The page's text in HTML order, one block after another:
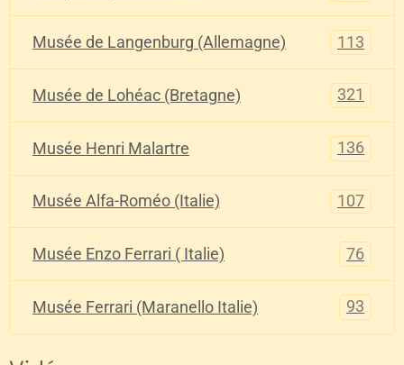
Musée de Langenburg (Allemagne) 113
Musée de Lohéac (Bretagne) 321
Musée Henri Malartre 136
Musée Alfa-Roméo (Italie) 107
Musée Enzo Ferrari ( Italie) 76
Musée Ferrari (Maranello Italie) 93